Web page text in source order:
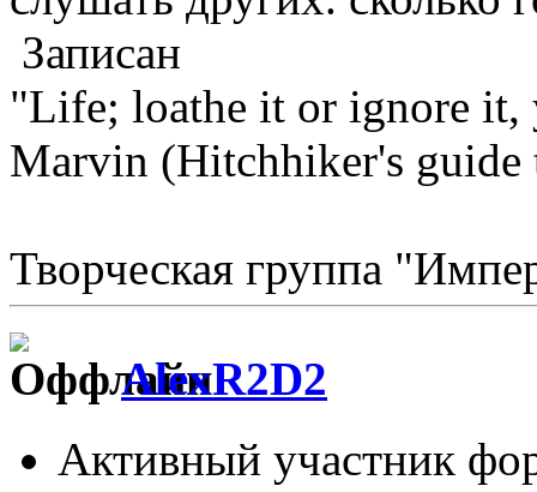
Записан
"Life; loathe it or ignore
Marvin (Hitchhiker's guide
Творческая группа
AlexR2D2
Активный участник